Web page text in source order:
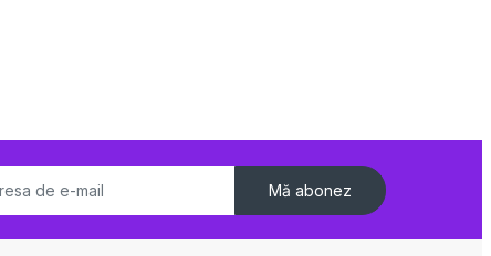
Mă abonez